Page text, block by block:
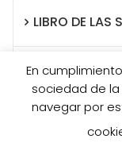
LIBRO DE LAS
MAGIA
MINERALES
En
sociedad de
navegar por